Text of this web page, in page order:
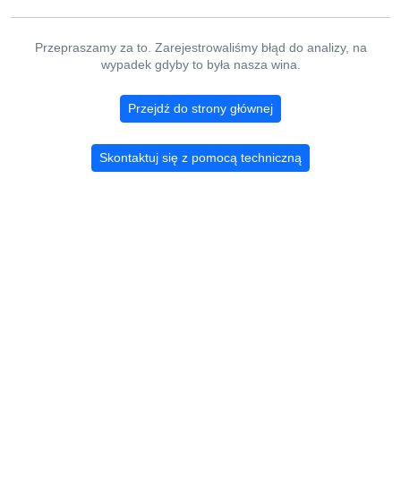
Przepraszamy za to. Zarejestrowaliśmy błąd do analizy, na
wypadek gdyby to była nasza wina.
Przejdź do strony głównej
Skontaktuj się z pomocą techniczną